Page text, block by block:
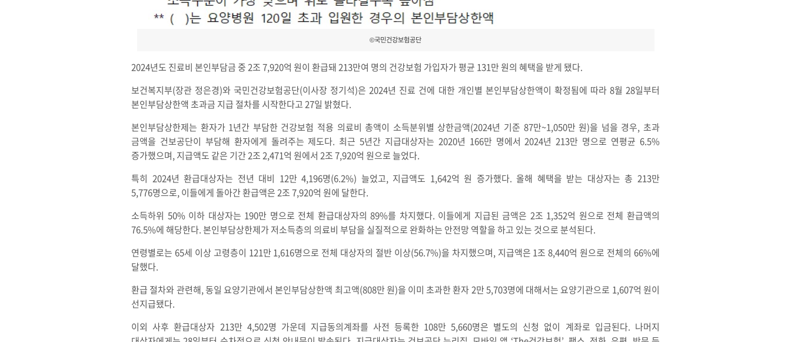
©국민건강보험공단
2024년도 진료비 본인부담금 중 2조 7,920억 원이 환급돼 213만여 명의 건강보험 가입자가 평균 131만 원의 혜택을 받게 됐다.
보건복지부(장관 정은경)와 국민건강보험공단(이사장 정기석)은 2024년 진료 건에 대한 개인별 본인부담상한액이 확정됨에 따라 8월 28일부터
본인부담상한액 초과금 지급 절차를 시작한다고 27일 밝혔다.
본인부담상한제는 환자가 1년간 부담한 건강보험 적용 의료비 총액이 소득분위별 상한금액(2024년 기준 87만~1,050만 원)을 넘을 경우, 초과
금액을 건보공단이 부담해 환자에게 돌려주는 제도다. 최근 5년간 지급대상자는 2020년 166만 명에서 2024년 213만 명으로 연평균 6.5%
증가했으며, 지급액도 같은 기간 2조 2,471억 원에서 2조 7,920억 원으로 늘었다.
특히 2024년 환급대상자는 전년 대비 12만 4,196명(6.2%) 늘었고, 지급액도 1,642억 원 증가했다. 올해 혜택을 받는 대상자는 총 213만
5,776명으로, 이들에게 돌아간 환급액은 2조 7,920억 원에 달한다.
소득하위 50% 이하 대상자는 190만 명으로 전체 환급대상자의 89%를 차지했다. 이들에게 지급된 금액은 2조 1,352억 원으로 전체 환급액의
76.5%에 해당한다. 본인부담상한제가 저소득층의 의료비 부담을 실질적으로 완화하는 안전망 역할을 하고 있는 것으로 분석된다.
연령별로는 65세 이상 고령층이 121만 1,616명으로 전체 대상자의 절반 이상(56.7%)을 차지했으며, 지급액은 1조 8,440억 원으로 전체의 66%에
달했다.
환급 절차와 관련해, 동일 요양기관에서 본인부담상한액 최고액(808만 원)을 이미 초과한 환자 2만 5,703명에 대해서는 요양기관으로 1,607억 원이
선지급됐다.
이외 사후 환급대상자 213만 4,502명 가운데 지급동의계좌를 사전 등록한 108만 5,660명은 별도의 신청 없이 계좌로 입금된다. 나머지